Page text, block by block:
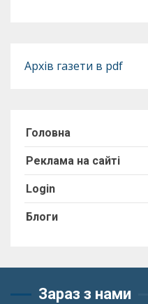
Архів газети в pdf
Головна
Реклама на сайті
Login
Блоги
Зараз з нами